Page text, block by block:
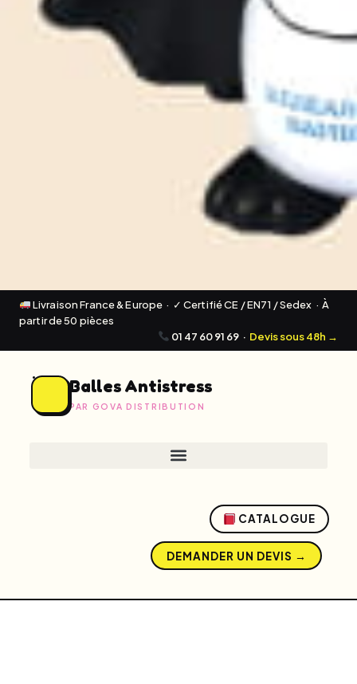
Livraison France & Europe · ✓ Certifié CE / EN71 / Sedex · À
partir de 50 pièces
01 47 60 91 69 · Devis sous 48h →
Balles Antistress
PAR GOVA DISTRIBUTION
CATALOGUE
DEMANDER UN DEVIS →